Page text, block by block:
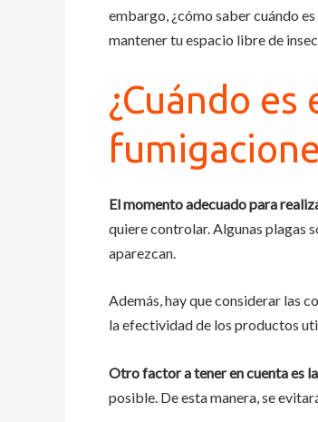
embargo, ¿cómo saber cuándo
mantener tu espacio libre de
¿Cuándo
El momento adecuado para
quiere controlar. Algunas plagas
aparezcan.
Además, hay que considerar las
la efectividad de los productos
Otro factor a tener en cuenta es
posible. De esta manera, se